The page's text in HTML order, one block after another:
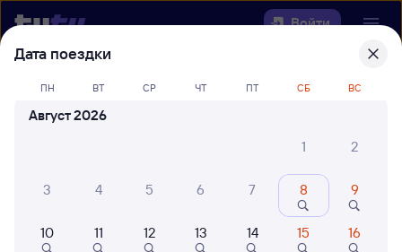
Войти
Выберите день, чтобы найтиж/д
билеты Шафраново — Умёт
42 млн путешествуют с
Дата поездки
ПН ВТ СР ЧТ ПТ СБ ВС
Август 2026
1
2
3 4 5 6 7 8 9
10 11 12 13 14 15 16